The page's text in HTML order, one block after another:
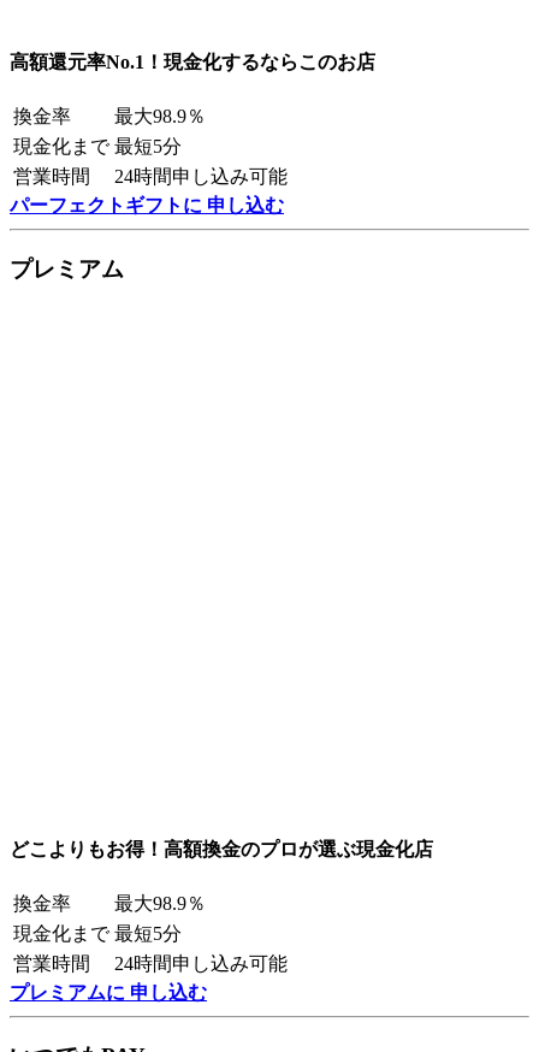
高額還元率No.1！現金化するならこのお店
換金率
最大98.9％
現金化まで 最短5分
営業時間
24時間申し込み可能
パーフェクトギフトに 申し込む
プレミアム
どこよりもお得！高額換金のプロが選ぶ現金化店
換金率
最大98.9％
現金化まで 最短5分
営業時間
24時間申し込み可能
プレミアムに 申し込む